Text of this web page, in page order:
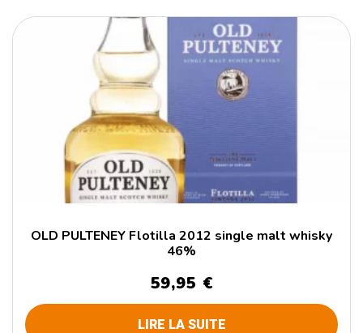
OLD PULTENEY Flotilla 2012 single malt whisky
46%
59,95 €
LIRE LA SUITE